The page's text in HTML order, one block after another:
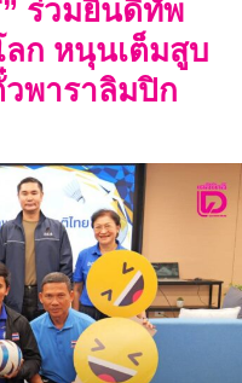
ร่วมยินดีทัพ
ก หนุนเต็มสูบ
วพาราลิมปิก